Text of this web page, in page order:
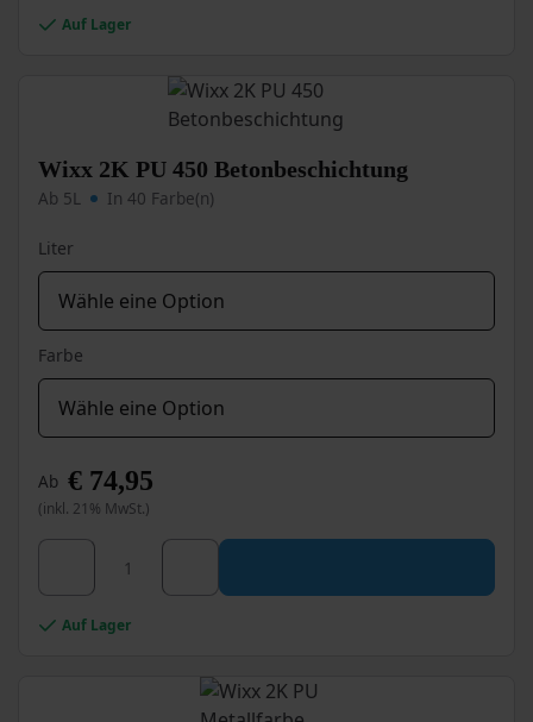
mehrere
auf
der
Produktseite
werden
Auf Lager
Wixx 2K PU 450 Betonbeschichtung
Ab 5L In 40 Farbe(n)
Liter
Farbe
Ab € 74,95
(inkl. 21% MwSt.)
Wixx 2K PU 450 Betonbeschichtung Menge
Dieses
weist
mehrere
Auf Lager